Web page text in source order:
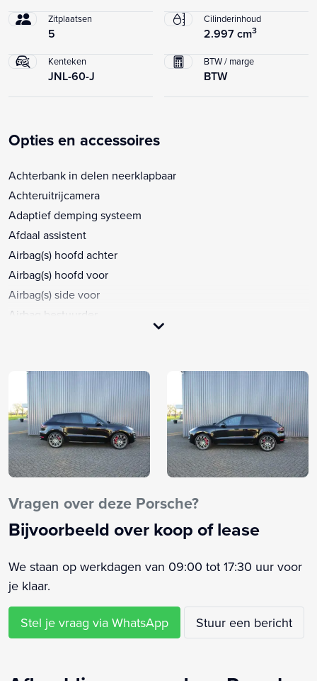
Zitplaatsen
5
Cilinderinhoud
2.997 cm3
Kenteken
JNL-60-J
BTW / marge
BTW
Opties en accessoires
Achterbank in delen neerklapbaar
Achteruitrijcamera
Adaptief demping systeem
Afdaal assistent
Airbag(s) hoofd achter
Airbag(s) hoofd voor
Airbag(s) side voor
Airbag bestuurder
Alarm klasse 1(startblokkering)
Alarmsysteem
Aluminium interieur afwerking
Anti Blokkeer Systeem
Anti doorSlip Regeling
Armsteun achter
Audio installatie
Bandenspanningscontrolesysteem
Bluetooth
Boordcomputer
Buitenspieg.elektr.verstel -verwarmb.+inklapbaar
Centrale vergrendeling met afstandsbediening
Vragen over deze Porsche?
Bijvoorbeeld over koop of lease
We staan op werkdagen van 09:00 tot 17:30 uur voor
je klaar.
Stel je vraag via WhatsApp Stuur een bericht